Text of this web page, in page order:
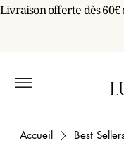
Accueil Best
Livraison offerte